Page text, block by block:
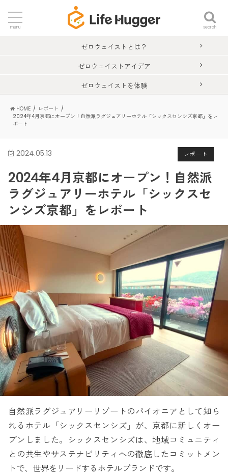
search
menu
ゼロウェイストとは？
ゼロウェイストアイデア
ゼロウェイストを体験
HOME
レポート
2024年4月京都にオープン！自然派ラグジュアリーホテル「シックスセンシズ京都」をレ
ポート
レポート
2024.05.13
2024年4月京都にオープン！自然派
ラグジュアリーホテル「シックスセ
ンシズ京都」をレポート
自然派ラグジュアリーリゾートのパイオニアとして知ら
れるホテル「シックスセンシズ」が、京都に新しくオー
プンしました。シックスセンシズは、地域コミュニティ
との共生やサステナビリティへの徹底したコミットメン
トで、世界をリードするホテルブランドです。